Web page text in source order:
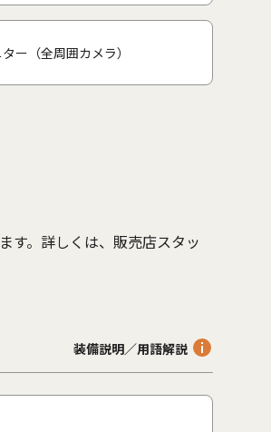
ー（全周囲カメラ）
す。詳しくは、販売店スタッ
装備説明／用語解説